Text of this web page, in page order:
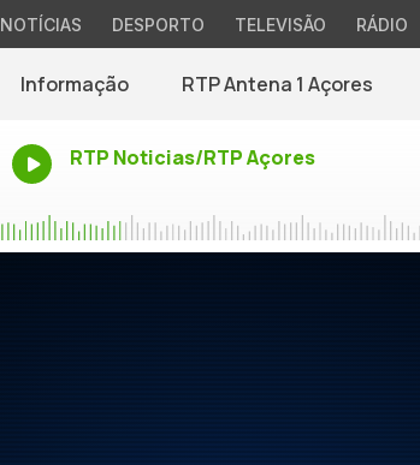
NOTÍCIAS DESPORTO TELEVISÃO RÁDIO
Informação RTP Antena 1 Açores
RTP Noticias/RTP Açores